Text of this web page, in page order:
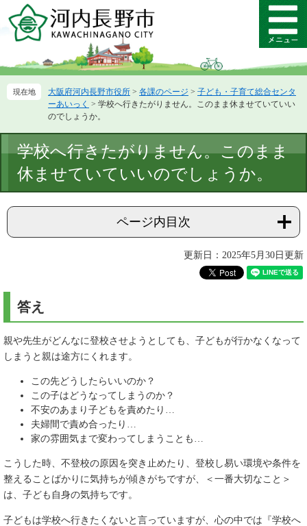
ー
先
ニ
を
本
文
メ
ニ
ー
大阪府河内長野市役所 > 各課のページ > 子ども・子育て総合センタ
ーあいっく > 学校へ行きたがりません。このまま休ませていていい
のでしょうか。
文
学校へ行きたがりません。このまま
休ませていていいのでしょうか。
ページ内目次
更新日：2025年5月30日更新
答え
親や先生がどんなに登校させようとしても、子どもが行かなくなって
しまうと親は途方にくれます。
この先どうしたらいいのか？
この子はどうなってしまうのか？
不安のあまり子どもを責めたり…
夫婦間で責め合ったり…
家の雰囲気まで変わってしまうことも…
こうした時、不登校の原因を突き止めたり、登校し易い環境や条件を
整えることばかりに気持ちが傾きがちですが、＜一番大切なこと＞
は、子ども自身の気持ちです。
子どもは学校へ行きたくないと言っていますが、心の中では『学校へ